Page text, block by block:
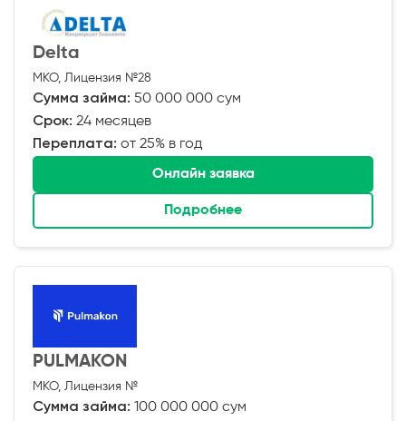
Delta
МКО, Лицензия №28
Сумма займа: 50 000 000 сум
Срок: 24 месяцев
Переплата: от 25% в год
Онлайн заявка
Подробнее
PULMAKON
МКО, Лицензия №
Сумма займа: 100 000 000 сум